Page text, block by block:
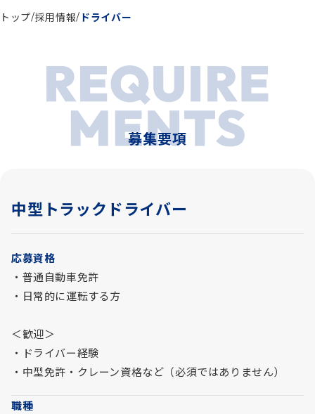
トップ 採用情報 ドライバー
募集要項
中型トラックドライバー
応募資格
・普通自動車免許
・日常的に運転する方
＜歓迎＞
・ドライバー経験
・中型免許・クレーン資格など（必須ではありません）
職種